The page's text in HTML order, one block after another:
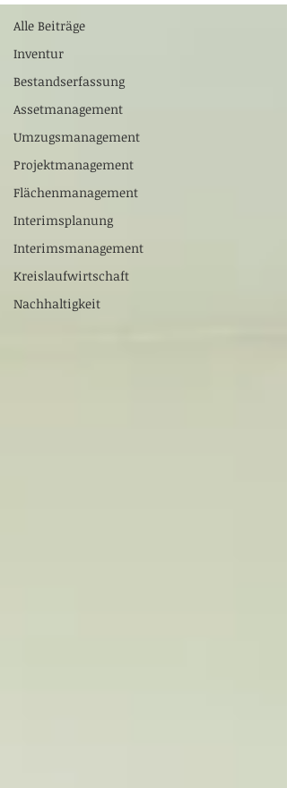
Alle Beiträge
Inventur
Bestandserfassung
Assetmanagement
Umzugsmanagement
Projektmanagement
Flächenmanagement
Interimsplanung
Interimsmanagement
Kreislaufwirtschaft
Nachhaltigkeit